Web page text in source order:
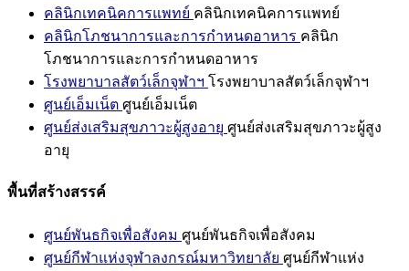
คลินิกเทคนิคการแพทย์ คลินิกเทคนิคการแพทย์
คลินิกโภชนาการและการกำหนดอาหาร คลินิก
โภชนาการและการกำหนดอาหาร
โรงพยาบาลสัตว์เล็กจุฬาฯ โรงพยาบาลสัตว์เล็กจุฬาฯ
ศูนย์เอ็มเน็ต ศูนย์เอ็มเน็ต
ศูนย์ส่งเสริมสุขภาวะผู้สูงอายุ ศูนย์ส่งเสริมสุขภาวะผู้สูง
อายุ
พื้นที่สร้างสรรค์
ศูนย์พันธกิจเพื่อสังคม ศูนย์พันธกิจเพื่อสังคม
ศูนย์กีฬาแห่งจุฬาลงกรณ์มหาวิทยาลัย ศูนย์กีฬาแห่ง